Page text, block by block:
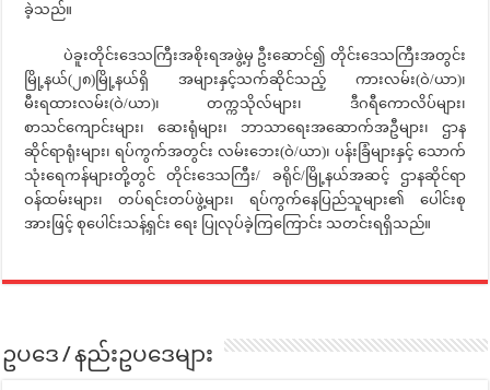
ခဲ့သည်။
ပဲခူးတိုင်းဒေသကြီးအစိုးရအဖွဲ့မှ ဦးဆောင်၍ တိုင်းဒေသကြီးအတွင်း
မြို့နယ်(၂၈)မြို့နယ်ရှိ အများနှင့်သက်ဆိုင်သည့် ကားလမ်း(ဝဲ/ယာ)၊
မီးရထားလမ်း(ဝဲ/ယာ)၊ တက္ကသိုလ်များ၊ ဒီဂရီကောလိပ်များ၊
စာသင်ကျောင်းများ၊ ဆေးရုံများ၊ ဘာသာရေးအဆောက်အဦများ၊ ဌာန
ဆိုင်ရာရုံးများ၊ ရပ်ကွက်အတွင်း လမ်းဘေး(ဝဲ/ယာ)၊ ပန်းခြံများနှင့် သောက်
သုံးရေကန်များတို့တွင် တိုင်းဒေသကြီး/ ခရိုင်/မြို့နယ်အဆင့် ဌာနဆိုင်ရာ
ဝန်ထမ်းများ၊ တပ်ရင်းတပ်ဖွဲ့များ၊ ရပ်ကွက်နေပြည်သူများ၏ ပေါင်းစု
အားဖြင့် စုပေါင်းသန့်ရှင်း ရေး ပြုလုပ်ခဲ့ကြကြောင်း သတင်းရရှိသည်။
ဥပဒေ / နည်းဥပဒေများ